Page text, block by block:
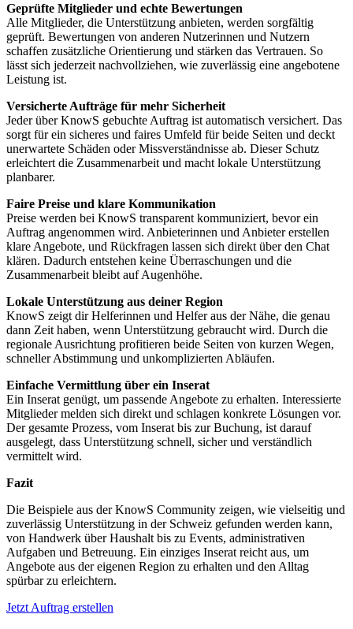
Geprüfte Mitglieder und echte Bewertungen
Alle Mitglieder, die Unterstützung anbieten, werden sorgfältig
geprüft. Bewertungen von anderen Nutzerinnen und Nutzern
schaffen zusätzliche Orientierung und stärken das Vertrauen. So
lässt sich jederzeit nachvollziehen, wie zuverlässig eine angebotene
Leistung ist.
Versicherte Aufträge für mehr Sicherheit
Jeder über KnowS gebuchte Auftrag ist automatisch versichert. Das
sorgt für ein sicheres und faires Umfeld für beide Seiten und deckt
unerwartete Schäden oder Missverständnisse ab. Dieser Schutz
erleichtert die Zusammenarbeit und macht lokale Unterstützung
planbarer.
Faire Preise und klare Kommunikation
Preise werden bei KnowS transparent kommuniziert, bevor ein
Auftrag angenommen wird. Anbieterinnen und Anbieter erstellen
klare Angebote, und Rückfragen lassen sich direkt über den Chat
klären. Dadurch entstehen keine Überraschungen und die
Zusammenarbeit bleibt auf Augenhöhe.
Lokale Unterstützung aus deiner Region
KnowS zeigt dir Helferinnen und Helfer aus der Nähe, die genau
dann Zeit haben, wenn Unterstützung gebraucht wird. Durch die
regionale Ausrichtung profitieren beide Seiten von kurzen Wegen,
schneller Abstimmung und unkomplizierten Abläufen.
Einfache Vermittlung über ein Inserat
Ein Inserat genügt, um passende Angebote zu erhalten. Interessierte
Mitglieder melden sich direkt und schlagen konkrete Lösungen vor.
Der gesamte Prozess, vom Inserat bis zur Buchung, ist darauf
ausgelegt, dass Unterstützung schnell, sicher und verständlich
vermittelt wird.
Fazit
Die Beispiele aus der KnowS Community zeigen, wie vielseitig und
zuverlässig Unterstützung in der Schweiz gefunden werden kann,
von Handwerk über Haushalt bis zu Events, administrativen
Aufgaben und Betreuung. Ein einziges Inserat reicht aus, um
Angebote aus der eigenen Region zu erhalten und den Alltag
spürbar zu erleichtern.
Jetzt Auftrag erstellen